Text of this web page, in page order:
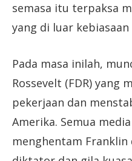
semasa itu terpaksa
yang di luar
Pada masa inilah,
Rossevelt (FDR) yang
pekerjaan dan
Amerika. Semua
menghentam